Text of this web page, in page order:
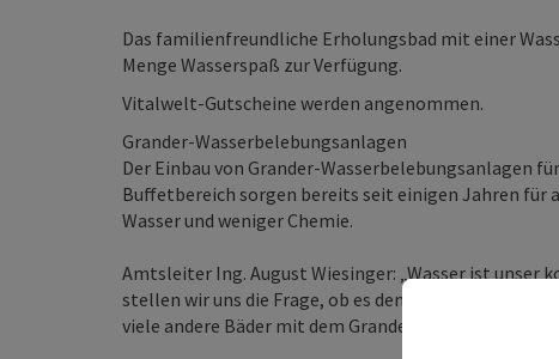
Das familienfreundliche Erholungsbad mit einer
Menge Wasserspaß zur Verfügung.
Vitalwelt-Gutscheine werden angenommen.
Grander-Wasserbelebungsanlagen
Der Einbau von Grander-Wasserbelebungsanlagen
Buffetbereich sorgen bereits seit einigen Jahren für
Wasser und weniger Chemie.
Amtsleiter Ing. August Wiesinger: „Wasser ist unser
stellen wir uns die Frage, ob es denn noch mehr zu
viele andere Bäder mit dem Grander System positive